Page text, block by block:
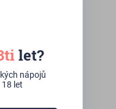
let?
nápojů
let